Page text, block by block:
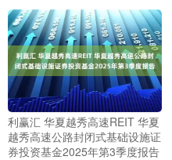
利赢汇 华夏越秀高速REIT 华夏
越秀高速公路封闭式基础设施证
券投资基金2025年第3季度报告